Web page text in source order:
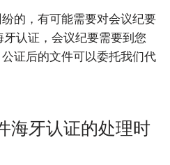
的，有可能需要对会议纪要
认证，会议纪要需要到您
证后的文件可以委托我们代
海牙认证的处理时